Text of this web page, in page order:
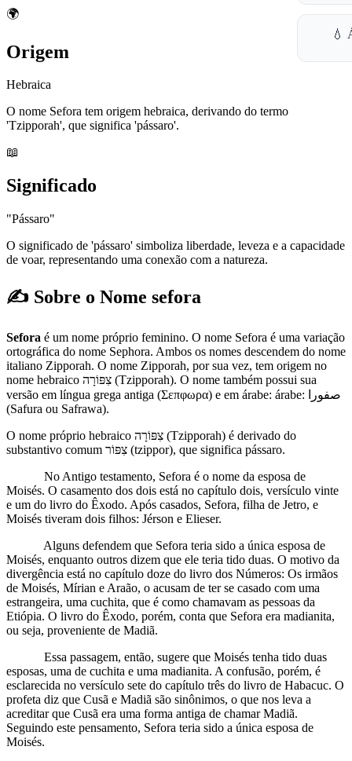
💧
🌍
Origem
Hebraica
O nome Sefora tem origem hebraica, derivando do termo
'Tzipporah', que significa 'pássaro'.
📖
Significado
"Pássaro"
O significado de 'pássaro' simboliza liberdade, leveza e a capacidade
de voar, representando uma conexão com a natureza.
✍️ Sobre o Nome sefora
Sefora é um nome próprio feminino. O nome Sefora é uma variação
ortográfica do nome Sephora. Ambos os nomes descendem do nome
italiano Zipporah. O nome Zipporah, por sua vez, tem origem no
nome hebraico צִפּוֹרָה (Tzipporah). O nome também possui sua
versão em língua grega antiga (Σεπφωρα) e em árabe: árabe: صفورا
(Safura ou Safrawa).
O nome próprio hebraico צִפּוֹרָה (Tzipporah) é derivado do
substantivo comum צִפּוֹר (tzippor), que significa pássaro.
No Antigo testamento, Sefora é o nome da esposa de
Moisés. O casamento dos dois está no capítulo dois, versículo vinte
e um do livro do Êxodo. Após casados, Sefora, filha de Jetro, e
Moisés tiveram dois filhos: Jérson e Elieser.
Alguns defendem que Sefora teria sido a única esposa de
Moisés, enquanto outros dizem que ele teria tido duas. O motivo da
divergência está no capítulo doze do livro dos Números: Os irmãos
de Moisés, Mírian e Araão, o acusam de ter se casado com uma
estrangeira, uma cuchita, que é como chamavam as pessoas da
Etiópia. O livro do Êxodo, porém, conta que Sefora era madianita,
ou seja, proveniente de Madiã.
Essa passagem, então, sugere que Moisés tenha tido duas
esposas, uma de cuchita e uma madianita. A confusão, porém, é
esclarecida no versículo sete do capítulo três do livro de Habacuc. O
profeta diz que Cusã e Madiã são sinônimos, o que nos leva a
acreditar que Cusã era uma forma antiga de chamar Madiã.
Seguindo este pensamento, Sefora teria sido a única esposa de
Moisés.